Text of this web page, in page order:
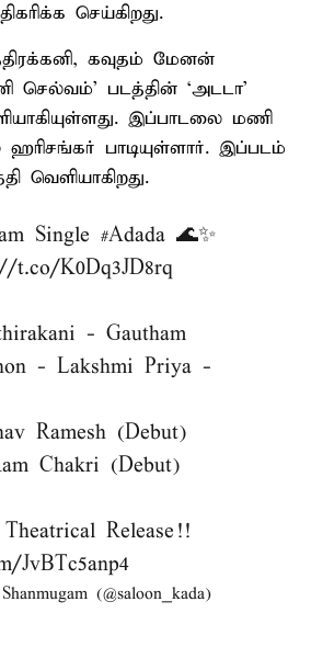
செய்கிறது.
கவுதம் மேனன்
செல்வம்’ படத்தின் ‘அடடா’
இப்பாடலை மணி
பாடியுள்ளார். இப்படம்
வெளியாகிறது.
Single #Adada 🌊✨
t.co/K0Dq3JD8rq
- Gautham
- Lakshmi Priya -
Ramesh (Debut)
Chakri (Debut)
Release!!
JvBTc5anp4
(@saloon_kada)